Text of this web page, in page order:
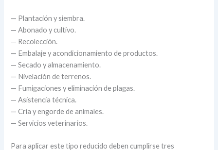
— Plantación y siembra.
— Abonado y cultivo.
— Recolección.
— Embalaje y acondicionamiento de productos.
— Secado y almacenamiento.
— Nivelación de terrenos.
— Fumigaciones y eliminación de plagas.
— Asistencia técnica.
— Cría y engorde de animales.
— Servicios veterinarios.
Para aplicar este tipo reducido deben cumplirse tres